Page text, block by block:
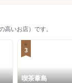
高いお店）です。
3
喫茶葦島